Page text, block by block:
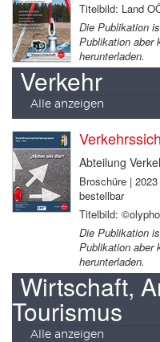
Titelbild: Land
Die Publikation
Publikation aber
herunterladen.
Verkehr
Alle anzeigen
Abteilung
Broschüre |
bestellbar
Titelbild:
Die Publikation
Publikation aber
herunterladen.
Wirtschaft,
Tourismus
Alle anzeigen